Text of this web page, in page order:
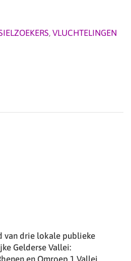
, VLUCHTELINGEN
van drie lokale publieke
Gelderse Vallei: